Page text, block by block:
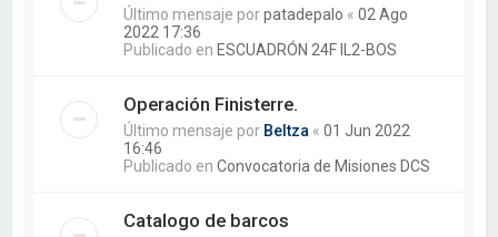
Último mensaje porpatadepalo «02 Ago
2022 17:36
Publicado en ESCUADRÓN 24F IL2-BOS
Operación Finisterre.
Último mensaje por Beltza «01 Jun 2022
16:46
Publicado enConvocatoria de Misiones DCS
Catalogo de barcos